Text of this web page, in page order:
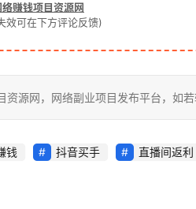
赚钱项目资源网
效可在下方评论反馈)
资源网，网络副业项目发布平台，
钱 抖音买手 直播间返利